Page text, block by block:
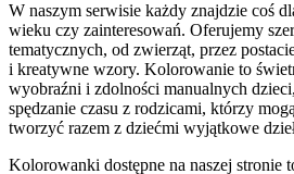
W naszym serwisie każdy znajdzie coś
wieku czy zainteresowań. Oferujemy
tematycznych, od zwierząt, przez
i kreatywne wzory. Kolorowanie to
wyobraźni i zdolności manualnych
spędzanie czasu z rodzicami, którzy
tworzyć razem z dziećmi wyjątkowe
Kolorowanki dostępne na naszej stronie